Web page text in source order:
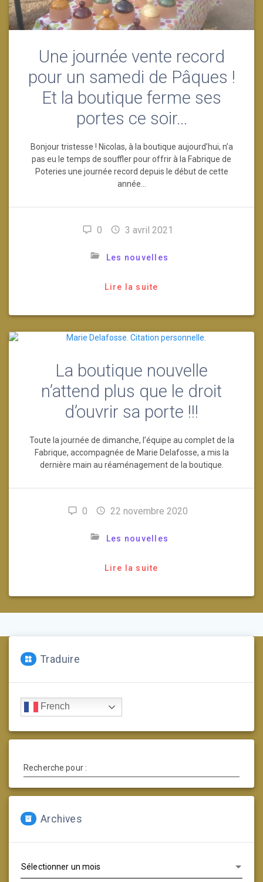
Une journée vente record
pour un samedi de Pâques !
Et la boutique ferme ses
portes ce soir…
Bonjour tristesse ! Nicolas, à la boutique aujourd’hui, n’a
pas eu le temps de souffler pour offrir à la Fabrique de
Poteries une journée record depuis le début de cette
année…
0 3 avril 2021
Les nouvelles
Lire la suite
La boutique nouvelle
n’attend plus que le droit
d’ouvrir sa porte !!!
Toute la journée de dimanche, l’équipe au complet de la
Fabrique, accompagnée de Marie Delafosse, a mis la
dernière main au réaménagement de la boutique.
0 22 novembre 2020
Les nouvelles
Lire la suite
Traduire
French
Recherche pour :
Archives